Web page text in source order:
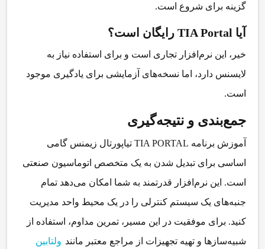
گزینه برای شروع است.
آیا TIA Portal رایگان است؟
خیر، این نرم‌افزار تجاری است و برای استفاده نیاز به
لایسنس دارد، اما نسخه‌های آزمایشی برای یادگیری موجود
است.
جمع‌بندی و نتیجه‌گیری
آموزش برنامه TIA PORTAL تیاپورتال زیمنس
گامی
اساسی برای تبدیل شدن به یک متخصص اتوماسیون صنعتی
است. این نرم‌افزار قدرتمند به شما امکان می‌دهد تمام
جنبه‌های یک سیستم کنترلی را در یک محیط واحد مدیریت
کنید. برای موفقیت در این مسیر، تمرین مداوم، استفاده از
شبیه‌سازها و تهیه تجهیزات از مراجع معتبر مانند ولتابین